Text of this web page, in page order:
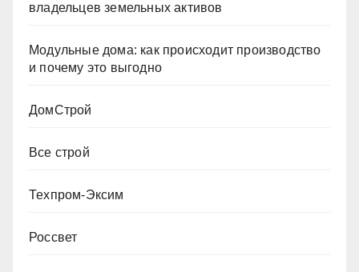
владельцев земельных активов
Модульные дома: как происходит производство
и почему это выгодно
ДомСтрой
Все строй
Техпром-Эксим
Россвет